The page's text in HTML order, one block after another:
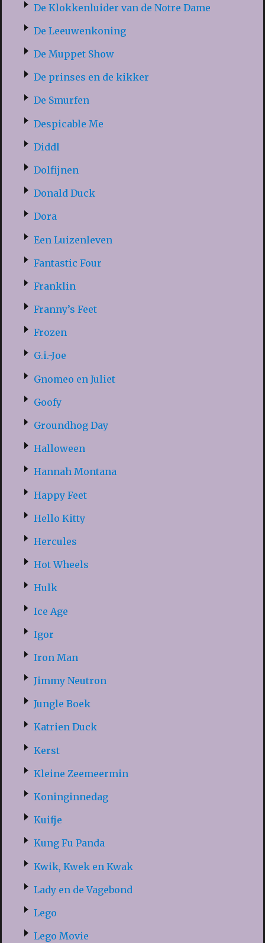
De Klokkenluider van de Notre Dame
De Leeuwenkoning
De Muppet Show
De prinses en de kikker
De Smurfen
Despicable Me
Diddl
Dolfijnen
Donald Duck
Dora
Een Luizenleven
Fantastic Four
Franklin
Franny’s Feet
Frozen
G.i.-Joe
Gnomeo en Juliet
Goofy
Groundhog Day
Halloween
Hannah Montana
Happy Feet
Hello Kitty
Hercules
Hot Wheels
Hulk
Ice Age
Igor
Iron Man
Jimmy Neutron
Jungle Boek
Katrien Duck
Kerst
Kleine Zeemeermin
Koninginnedag
Kuifje
Kung Fu Panda
Kwik, Kwek en Kwak
Lady en de Vagebond
Lego
Lego Movie